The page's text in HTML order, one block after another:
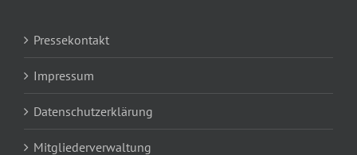
Pressekontakt
Impressum
Datenschutzerklärung
Mitgliederverwaltung